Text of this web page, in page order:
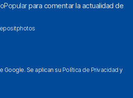
para comentar la actualidad de
Google. Se aplican su Política de Privacidad y